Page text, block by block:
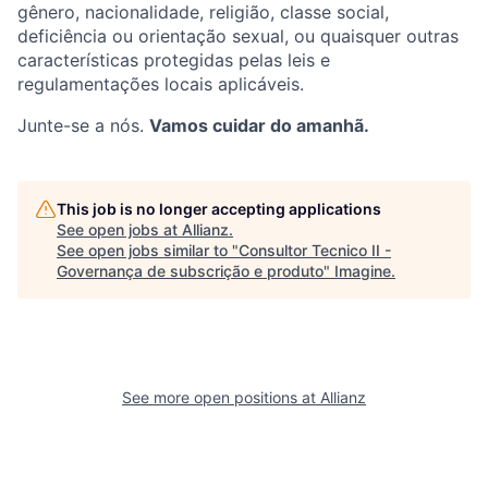
gênero, nacionalidade, religião, classe social,
deficiência ou orientação sexual, ou quaisquer outras
características protegidas pelas leis e
regulamentações locais aplicáveis.
Junte-se a nós. Vamos cuidar do amanhã.
This job is no longer accepting applications
See open jobs at Allianz.
See open jobs similar to "Consultor Tecnico II -
Governança de subscrição e produto" Imagine.
See more open positions at Allianz